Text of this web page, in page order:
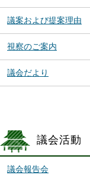
議案および提案理由
視察のご案内
議会だより
議会活動
議会報告会